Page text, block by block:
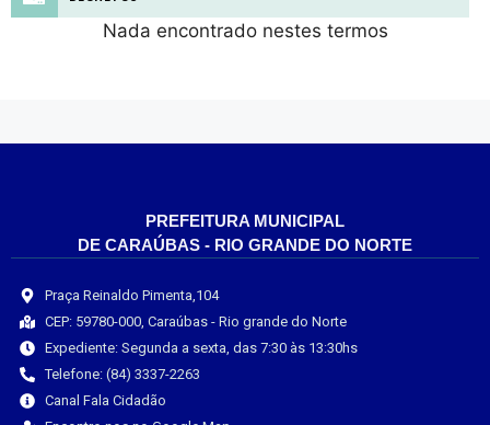
Nada encontrado nestes termos
PREFEITURA MUNICIPAL
DE CARAÚBAS - RIO GRANDE DO NORTE
Praça Reinaldo Pimenta,104
CEP: 59780-000, Caraúbas - Rio grande do Norte
Expediente: Segunda a sexta, das 7:30 às 13:30hs
Telefone: (84) 3337-2263
Canal Fala Cidadão